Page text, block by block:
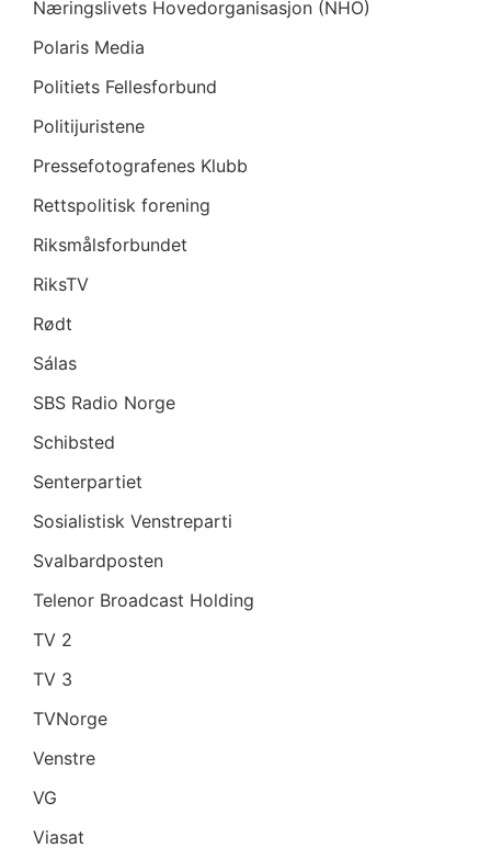
Næringslivets Hovedorganisasjon (NHO)
Polaris Media
Politiets Fellesforbund
Politijuristene
Pressefotografenes Klubb
Rettspolitisk forening
Riksmålsforbundet
RiksTV
Rødt
Sálas
SBS Radio Norge
Schibsted
Senterpartiet
Sosialistisk Venstreparti
Svalbardposten
Telenor Broadcast Holding
TV 2
TV 3
TVNorge
Venstre
VG
Viasat